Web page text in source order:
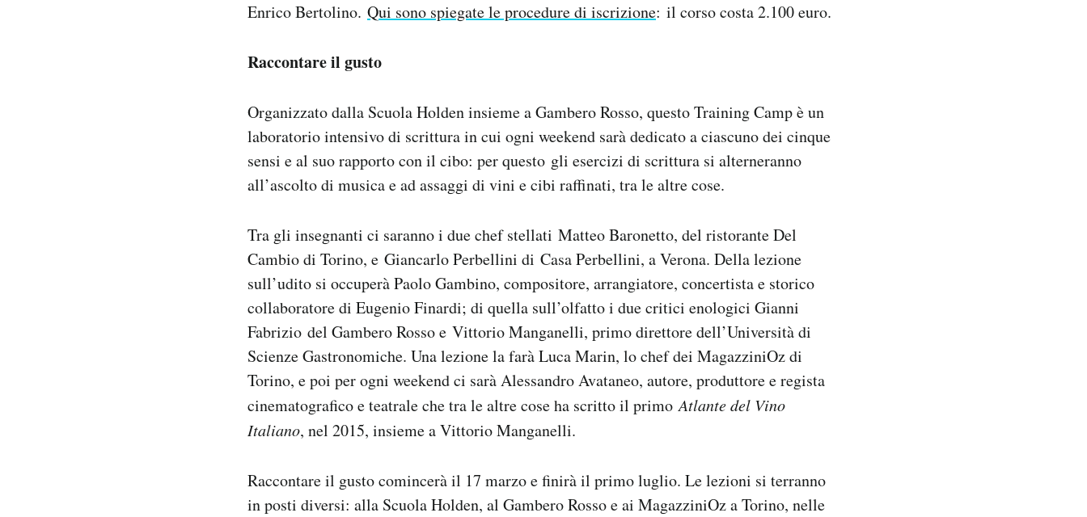
Enrico Bertolino. Qui sono spiegate le procedure di iscrizione: il corso costa 2.100 euro.
Raccontare il gusto
Organizzato dalla Scuola Holden insieme a Gambero Rosso, questo Training Camp è un
laboratorio intensivo di scrittura in cui ogni weekend sarà dedicato a ciascuno dei cinque
sensi e al suo rapporto con il cibo: per questo gli esercizi di scrittura si alterneranno
all’ascolto di musica e ad assaggi di vini e cibi raffinati, tra le altre cose.
Tra gli insegnanti ci saranno i due chef stellati Matteo Baronetto, del ristorante Del
Cambio di Torino, e Giancarlo Perbellini di Casa Perbellini, a Verona. Della lezione
sull’udito si occuperà Paolo Gambino, compositore, arrangiatore, concertista e storico
collaboratore di Eugenio Finardi; di quella sull’olfatto i due critici enologici Gianni
Fabrizio del Gambero Rosso e Vittorio Manganelli, primo direttore dell’Università di
Scienze Gastronomiche. Una lezione la farà Luca Marin, lo chef dei MagazziniOz di
Torino, e poi per ogni weekend ci sarà Alessandro Avataneo, autore, produttore e regista
cinematografico e teatrale che tra le altre cose ha scritto il primoAtlante del Vino
Italiano, nel 2015, insieme a Vittorio Manganelli.
Raccontare il gusto comincerà il 17 marzo e finirà il primo luglio. Le lezioni si terranno
in posti diversi: alla Scuola Holden, al Gambero Rosso e ai MagazziniOz a Torino, nelle